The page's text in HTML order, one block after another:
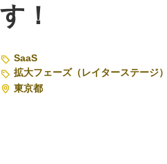
スタートアップ厳選の仕組み
登録者の転職・副業実績
す！
SaaS
拡大フェーズ（レイターステージ）
東京都